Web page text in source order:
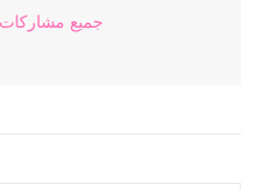
جميع مشاركات